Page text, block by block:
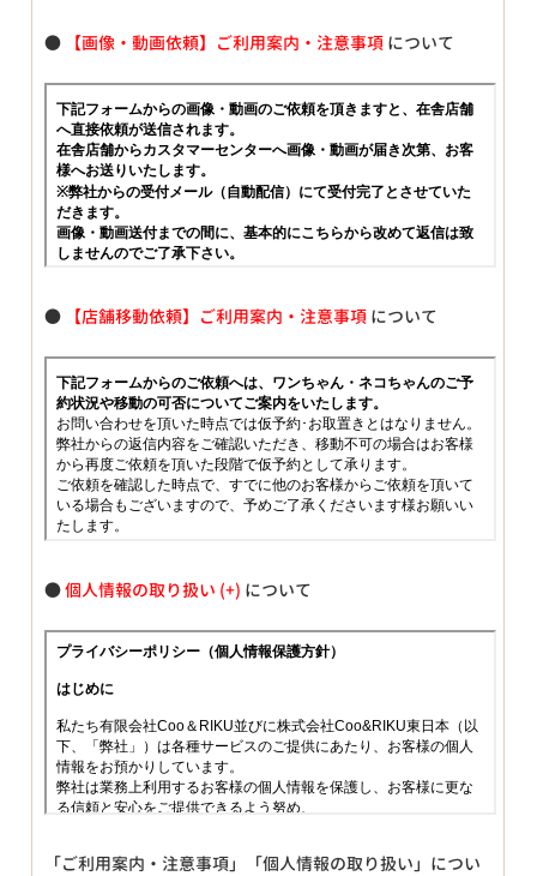
● 【画像・動画依頼】ご利用案内・注意事項 について
● 【店舗移動依頼】ご利用案内・注意事項 について
●個人情報の取り扱い について
「ご利用案内・注意事項」「個人情報の取り扱い」につい